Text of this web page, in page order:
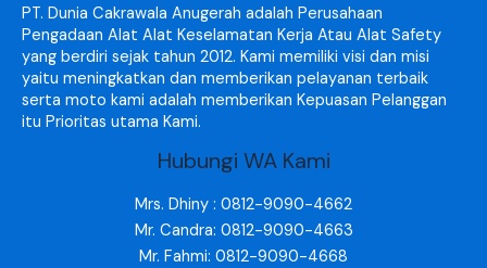
PT. Dunia Cakrawala Anugerah adalah Perusahaan
Pengadaan Alat Alat Keselamatan Kerja Atau Alat Safety
yang berdiri sejak tahun 2012. Kami memiliki visi dan misi
yaitu meningkatkan dan memberikan pelayanan terbaik
serta moto kami adalah memberikan Kepuasan Pelanggan
itu Prioritas utama Kami.
Hubungi WA Kami
Mrs. Dhiny : 0812-9090-4662
Mr. Candra: 0812-9090-4663
Mr. Fahmi: 0812-9090-4668